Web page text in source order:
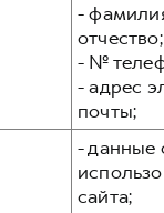
-
отчество;
- №
- адрес
почты;
- данные
сайта;